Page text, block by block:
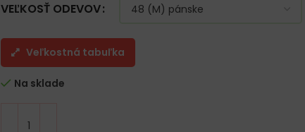
VEĽKOSŤ ODEVOV
Veľkostná tabuľka
Na sklade